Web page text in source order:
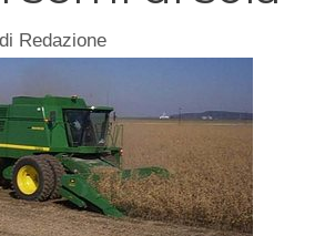
di Redazione